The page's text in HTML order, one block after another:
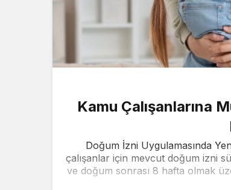
Kamu Çalışanlarına
Doğum İzni Uygulamasında
çalışanlar için mevcut doğum izni
ve doğum sonrası 8 hafta olmak